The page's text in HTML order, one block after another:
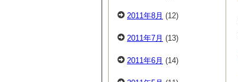
2011年8月 (12)
2011年7月 (13)
2011年6月 (14)